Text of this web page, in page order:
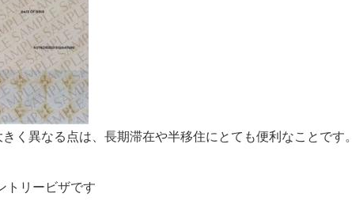
く異なる点は、長期滞在や半移住にとても便利なことです。
トリービザです